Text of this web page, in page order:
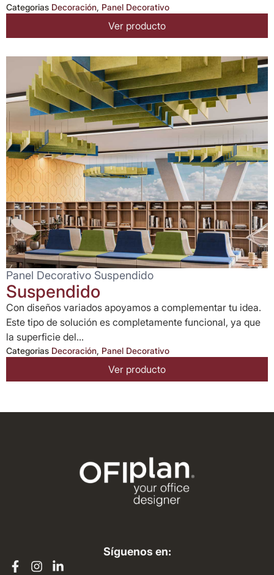
Categorias Decoración, Panel Decorativo
Ver producto
Panel Decorativo Suspendido
Suspendido
Con diseños variados apoyamos a complementar tu idea.
Este tipo de solución es completamente funcional, ya que
la superficie del...
Categorias Decoración, Panel Decorativo
Ver producto
Síguenos en: